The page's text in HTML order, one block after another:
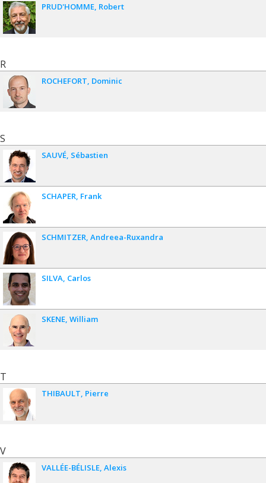
PRUD'HOMME Robert
R
ROCHEFORT Dominic
S
SAUVÉ Sébastien
SCHAPER Frank
SCHMITZER Andreea-Ruxandra
SILVA Carlos
SKENE William
T
THIBAULT Pierre
V
VALLÉE-BÉLISLE Alexis